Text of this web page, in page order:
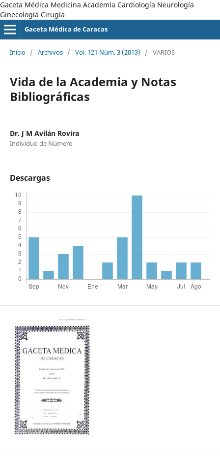
Gaceta Médica Medicina Academia Cardiología Neurología
Ginecología Cirugía
Gaceta Médica de Caracas
Inicio / Archivos / Vol. 121 Núm. 3 (2013) / VARIOS
Vida de la Academia y Notas
Bibliográficas
Dr. J M Avilán Rovira
Individuo de Número
Descargas